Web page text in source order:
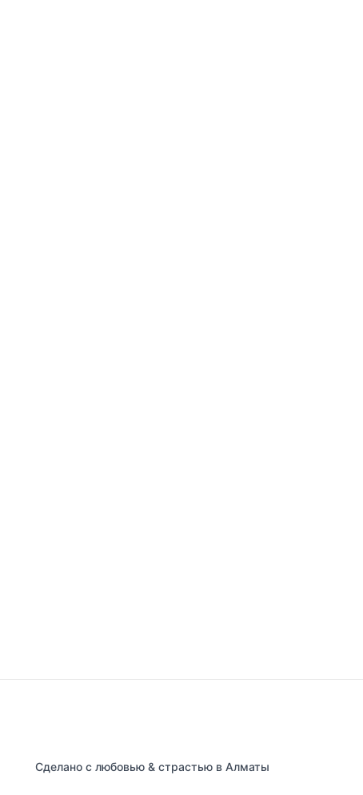
Сделано с любовью & страстью в Алматы